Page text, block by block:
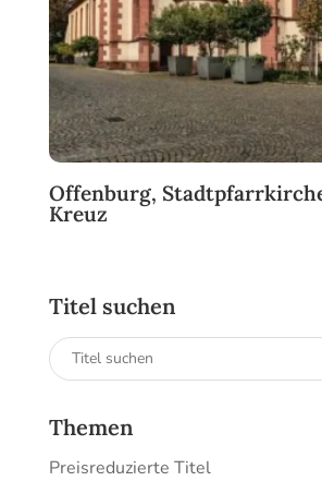
Offenburg,
Kreuz
Titel suchen
Suchen
nach:
Themen
Preisreduzierte Titel